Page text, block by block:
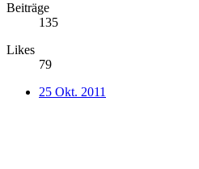
Beiträge
135
Likes
79
25 Okt. 2011